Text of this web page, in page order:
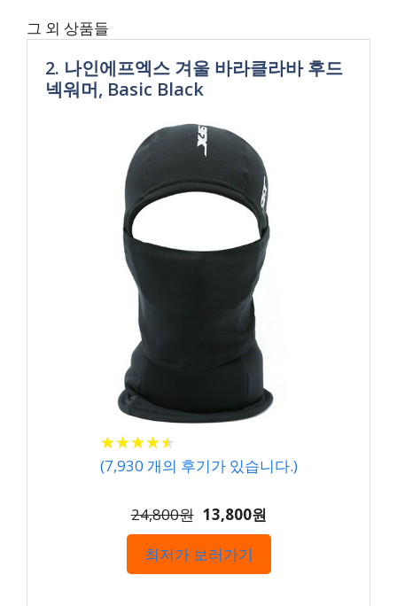
그 외 상품들
2. 나인에프엑스 겨울 바라클라바 후드
넥워머, Basic Black
★★★★★
★★★★★
(7,930 개의 후기가 있습니다.)
24,800원 13,800원
최저가 보러가기